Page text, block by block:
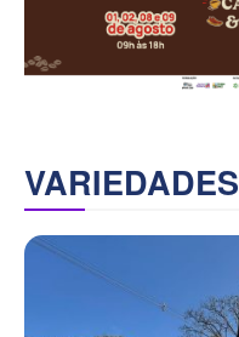
VARIEDADES